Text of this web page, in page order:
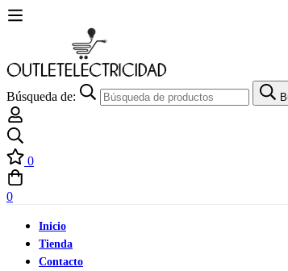
Búsqueda de:
0
0
Inicio
Tienda
Contacto